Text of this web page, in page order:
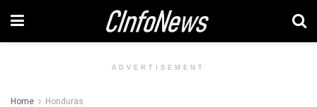
ADVERTISEMENT
Home Honduras